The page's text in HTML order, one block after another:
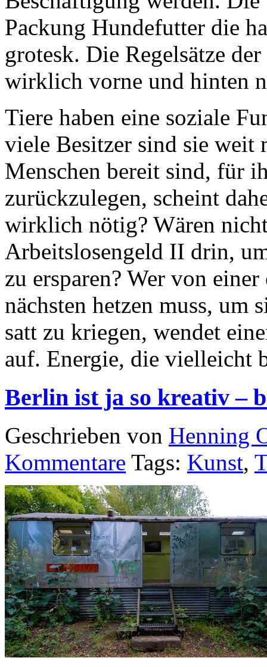
Packung Hundefutter die
grotesk. Die Regelsätze
wirklich vorne und hinten
Tiere haben eine soziale
viele Besitzer sind sie weit
Menschen bereit sind, für
zurückzulegen, scheint
wirklich nötig? Wären
Arbeitslosengeld II drin,
zu ersparen? Wer von
nächsten hetzen muss, um
satt zu kriegen, wendet
auf. Energie, die vielleicht
Berlin ist ja so kreativ –
Geschrieben von Henning
Kommentare Tags: Kunst,